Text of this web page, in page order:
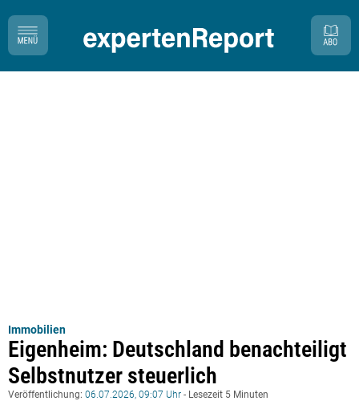
Immobilien
Eigenheim: Deutschland benachteiligt
Selbstnutzer steuerlich
Veröffentlichung: 06.07.2026, 09:07 Uhr - Lesezeit 5 Minuten